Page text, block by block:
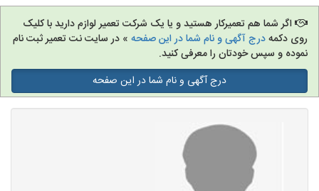
اگر شما هم تعمیرکار هستید و یا یک شرکت تعمیر لوازم دارید با کلیک
روی دکمهدرج آگهی و نام شما در این صفحه » در سایت نت تعمیر ثبت نام
نموده و سپس خودتان را معرفی کنید.
درج آگهی و نام شما در این صفحه